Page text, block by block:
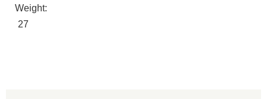
Weight:
27